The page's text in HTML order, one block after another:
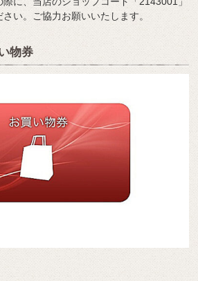
い。ご協力お願いいたします。
物券